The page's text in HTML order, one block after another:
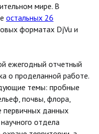
мире. В
остальных 26
форматах DjVu и
ежегодный отчетный
о проделанной работе.
темы: пробные
почвы, флора,
первичных данных
отдела